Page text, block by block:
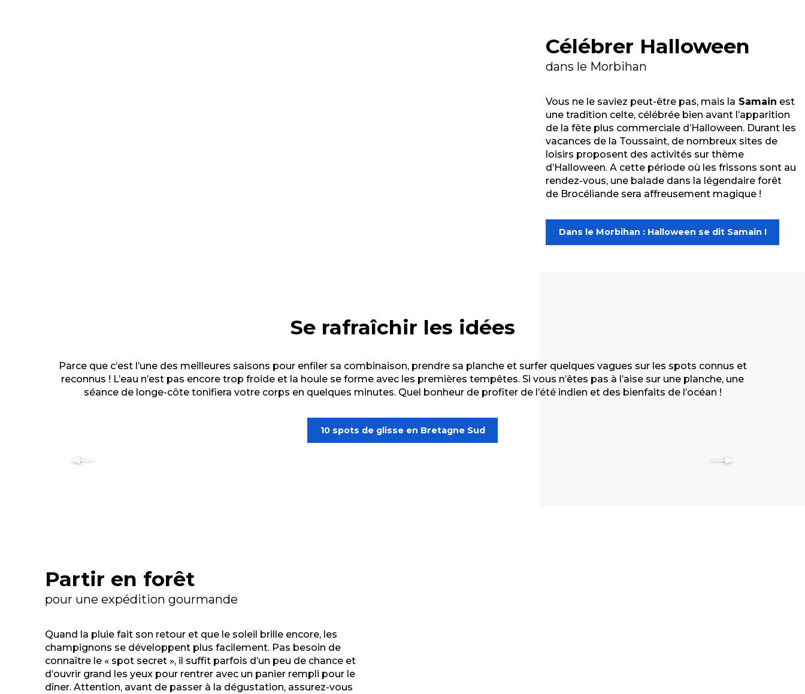
Célébrer Halloween
dans le Morbihan
Vous ne le saviez peut-être pas, mais la Samain est
une tradition celte, célébrée bien avant l’apparition
de la fête plus commerciale d’Halloween. Durant les
vacances de la Toussaint, de nombreux sites de
loisirs proposent des activités sur thème
d’Halloween. A cette période où les frissons sont au
rendez-vous, une balade dans la légendaire forêt
de Brocéliande sera affreusement magique !
Dans le Morbihan : Halloween se dit Samain !
Se rafraîchir les idées
Parce que c’est l’une des meilleures saisons pour enfiler sa combinaison, prendre sa planche et surfer quelques vagues sur les spots connus et
reconnus ! L’eau n’est pas encore trop froide et la houle se forme avec les premières tempêtes. Si vous n’êtes pas à l’aise sur une planche, une
séance de longe-côte tonifiera votre corps en quelques minutes. Quel bonheur de profiter de l’été indien et des bienfaits de l’océan !
10 spots de glisse en Bretagne Sud
Partir en forêt
pour une expédition gourmande
Quand la pluie fait son retour et que le soleil brille encore, les
champignons se développent plus facilement. Pas besoin de
connaître le « spot secret », il suffit parfois d’un peu de chance et
d’ouvrir grand les yeux pour rentrer avec un panier rempli pour le
dîner. Attention, avant de passer à la dégustation, assurez-vous